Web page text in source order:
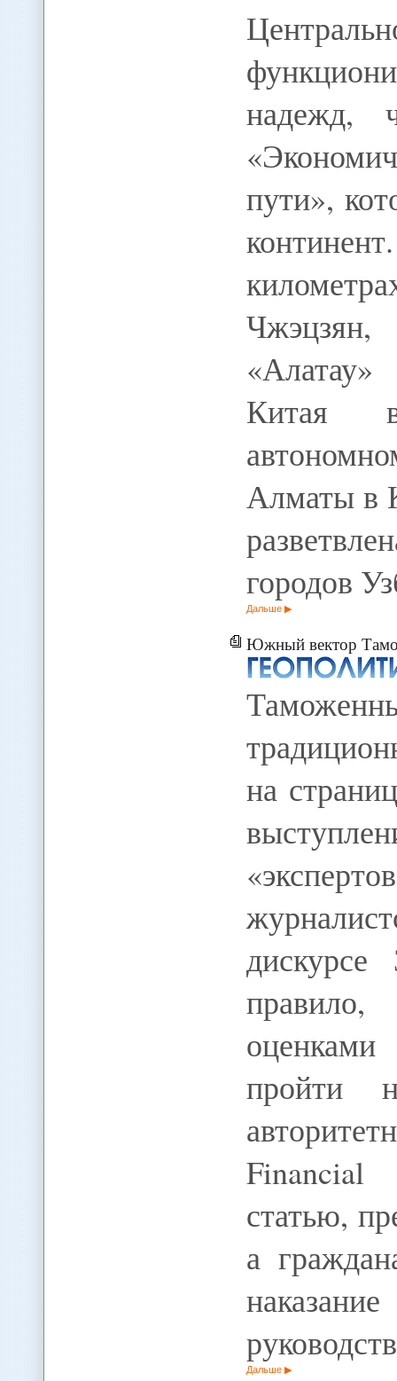
надежд,
пути»,
Китая
Алматы в
городов
Дальше
Южный вектор
на
дискурсе
пройти
статью,
а
Дальше